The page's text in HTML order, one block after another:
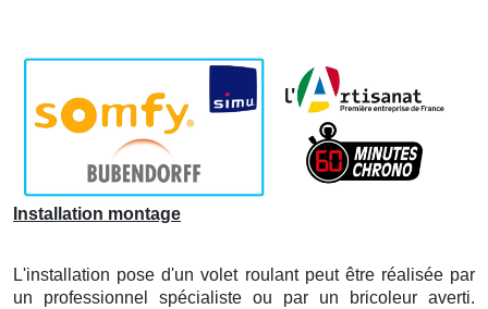
Installation montage
L'installation pose d'un volet roulant peut être réalisée par
un professionnel spécialiste ou par un bricoleur averti.